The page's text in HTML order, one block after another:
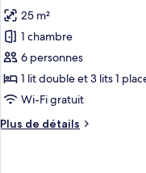
Chambre
Luxe
les
photos
pour
ce
type
chambre :
25 m²
1 chambre
6 personnes
1 lit double et 3 lits 1
Wi-Fi gratuit
Plus de détails
Plus